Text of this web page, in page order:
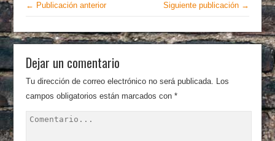
← Publicación anterior Siguiente publicación →
Dejar un comentario
Tu dirección de correo electrónico no será publicada. Los
campos obligatorios están marcados con*